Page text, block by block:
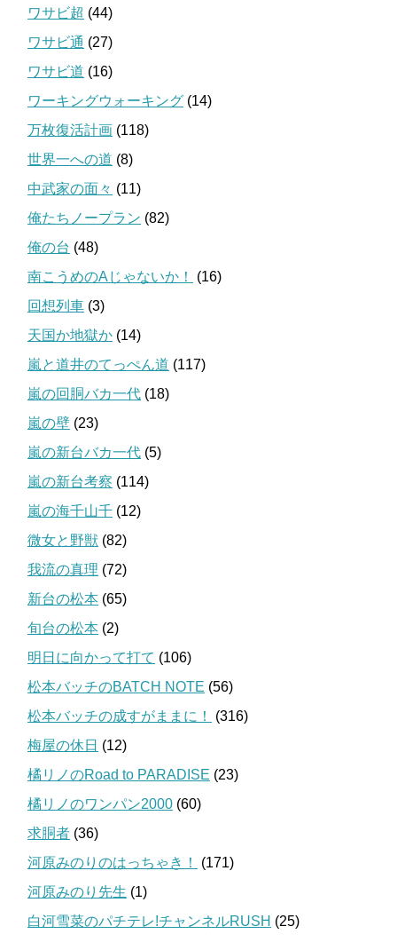
ワサビ超 (44)
ワサビ通 (27)
ワサビ道 (16)
ワーキングウォーキング (14)
万枚復活計画 (118)
世界一への道 (8)
中武家の面々 (11)
俺たちノープラン (82)
俺の台 (48)
南こうめのAじゃないか！
(16)
回想列車 (3)
天国か地獄か (14)
嵐と道井のてっぺん道 (117)
嵐の回胴バカ一代 (18)
嵐の壁 (23)
嵐の新台バカ一代 (5)
嵐の新台考察 (114)
嵐の海千山千 (12)
微女と野獣 (82)
我流の真理 (72)
新台の松本 (65)
旬台の松本 (2)
明日に向かって打て (106)
松本バッチのBATCH NOTE (56)
松本バッチの成すがままに！
(316)
梅屋の休日 (12)
橘リノのRoad to PARADISE (23)
橘リノのワンパン2000 (60)
求胴者 (36)
河原みのりのはっちゃき！
(171)
河原みのり先生 (1)
白河雪菜のパチテレ!チャンネルRUSH (25)